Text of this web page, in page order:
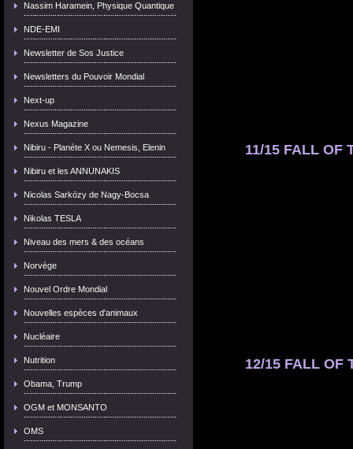
Nassim Haramein, Physique Quantique
NDE-EMI
Newsletter de Sos Justice
Newsletters du Pouvoir Mondial
Next-up
Nexus Magazine
Nibiru - Planète X ou Nemesis, Elenin
Nibiru et les ANNUNAKIS
Nicolas Sarközy de Nagy-Bocsa
Nikolas TESLA
Niveau des mers & des océans
Norvège
Nouvel Ordre Mondial
Nouvelles espèces d'animaux
Nucléaire
Nutrition
Obama, Trump
OGM et MONSANTO
OMS
11/15 FALL OF
12/15 FALL OF